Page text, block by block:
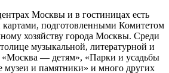
Москвы и в гостиницах есть
подготовленными Комитетом
хозяйству города Москвы. Среди
музыкальной, литературной и
«Москва — детям», «Парки и усадьбы
и памятники» и много других